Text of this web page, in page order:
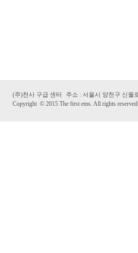
(주)천사 구급 센터 주소 : 서울시 양천구 신월
Copyright © 2015 The first ems. All rights reserved.